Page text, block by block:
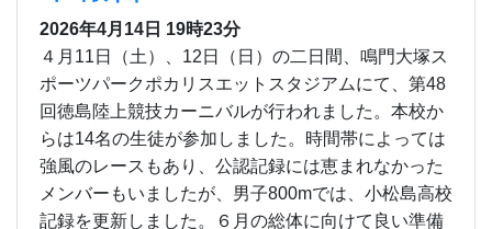
2026年4月14日 19時23分
４月11日（土）、12日（日）の二日間、鳴門大塚ス
ポーツパークポカリスエットスタジアムにて、第48
回徳島陸上競技カーニバルが行われました。本校か
らは14名の生徒が参加しました。時間帯によっては
強風のレースもあり、公認記録には恵まれなかった
メンバーもいましたが、男子800mでは、小松島高校
記録を更新しました。６月の総体に向けて良い準備